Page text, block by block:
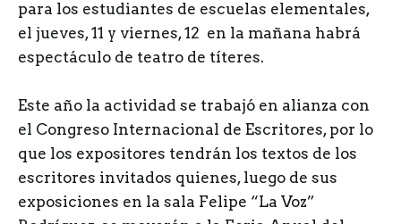
para los estudiantes de escuelas elementales,
el jueves, 11 y viernes, 12 en la mañana habrá
espectáculo de teatro de títeres.
Este año la actividad se trabajó en alianza con
el Congreso Internacional de Escritores, por lo
que los expositores tendrán los textos de los
escritores invitados quienes, luego de sus
exposiciones en la sala Felipe “La Voz”